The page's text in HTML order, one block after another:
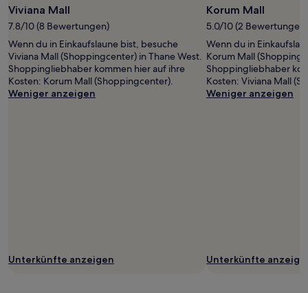
Viviana Mall
7.8/10 (8 Bewertungen)
Wenn du in Einkaufslaune bist, besuche
Viviana Mall (Shoppingcenter) in Thane West.
Shoppingliebhaber kommen hier auf ihre
Kosten: Korum Mall (Shoppingcenter).
Weniger anzeigen
Unterkünfte anzeigen
Korum Mall
5.0/10 (2 Bewertungen)
Wenn du in
Korum Mall
Shoppingliebhaber
Kosten: Viviana Mall
Weniger anzeigen
Unterkünfte